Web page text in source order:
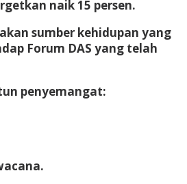
naik 15 persen.
sumber kehidupan yang
Forum DAS yang telah
penyemangat: